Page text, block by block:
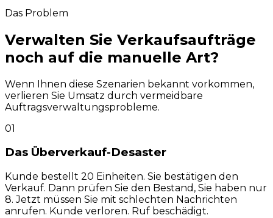
Das Problem
Verwalten Sie Verkaufsaufträge
noch auf die manuelle Art?
Wenn Ihnen diese Szenarien bekannt vorkommen,
verlieren Sie Umsatz durch vermeidbare
Auftragsverwaltungsprobleme.
01
Das Überverkauf-Desaster
Kunde bestellt 20 Einheiten. Sie bestätigen den
Verkauf. Dann prüfen Sie den Bestand, Sie haben nur
8. Jetzt müssen Sie mit schlechten Nachrichten
anrufen. Kunde verloren. Ruf beschädigt.